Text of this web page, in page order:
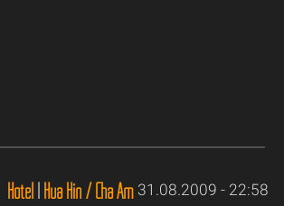
Hotel|Hua Hin / Cha Am 31.08.2009 - 22:58